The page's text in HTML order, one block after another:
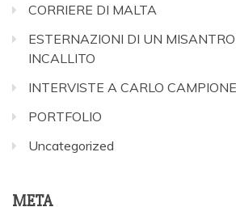
CORRIERE DI MALTA
ESTERNAZIONI DI UN
INCALLITO
INTERVISTE A CARLO CAMPIONE
PORTFOLIO
Uncategorized
META